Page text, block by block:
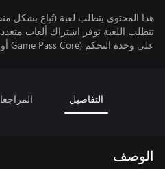
هذا المحتوى يتطلب لعبة (تُباع بشكل
تتطلب اللعبة توفر اشتراك ألعاب
على وحدة التحكم (Game Pass Core أو Ultimate، يُباع بشكل منفصل).
التفاصيل
الوصف